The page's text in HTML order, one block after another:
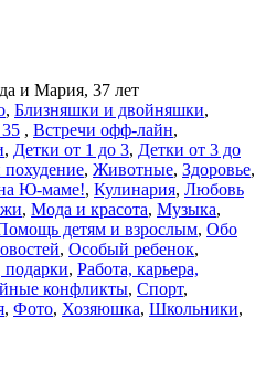
и Мария, 37 лет
, Близняшки и двойняшки,
, Встречи офф-лайн,
, Детки от 1 до 3, Детки от 3 до
, Животные, Здоровье,
Ю-маме!, Кулинария, Любовь
, Мода и красота, Музыка,
детям и взрослым, Обо
, Особый ребенок,
подарки, Работа, карьера,
конфликты, Спорт,
, Фото, Хозяюшка, Школьники,